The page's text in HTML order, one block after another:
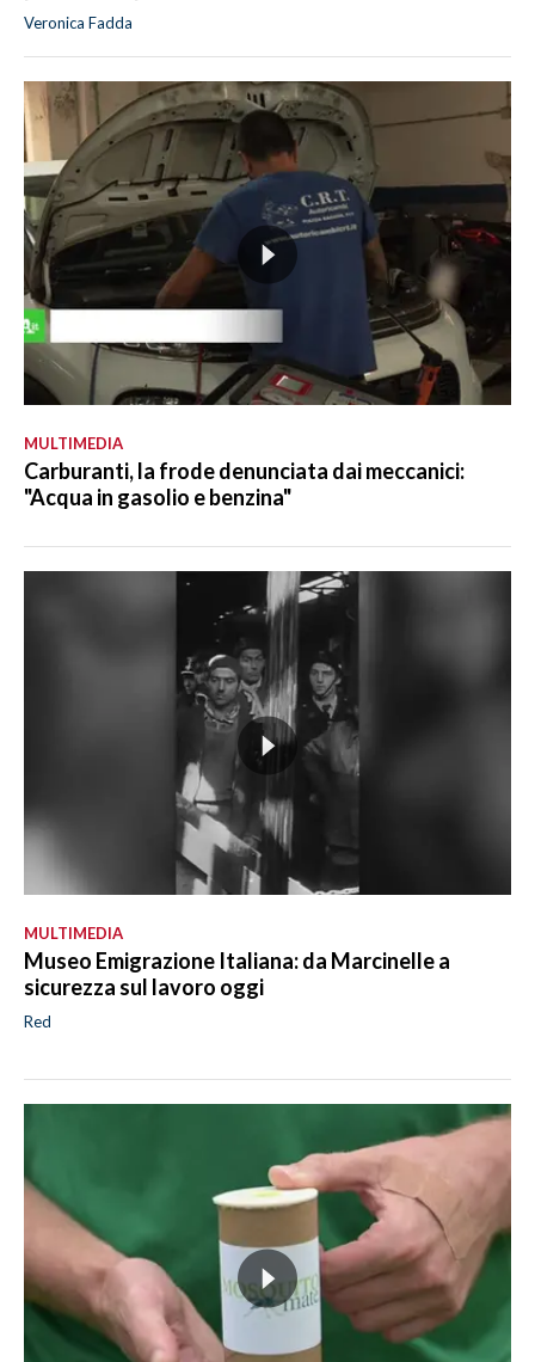
Veronica Fadda
MULTIMEDIA
Carburanti, la frode denunciata dai meccanici:
"Acqua in gasolio e benzina"
MULTIMEDIA
Museo Emigrazione Italiana: da Marcinelle a
sicurezza sul lavoro oggi
Red